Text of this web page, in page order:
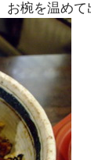
お椀を温め